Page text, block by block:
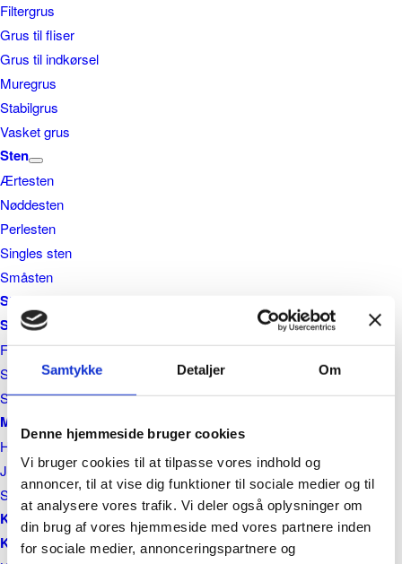
Samtykke Detaljer Om
Denne hjemmeside bruger cookies
Vi bruger cookies til at tilpasse vores indhold og
annoncer, til at vise dig funktioner til sociale medier og til
at analysere vores trafik. Vi deler også oplysninger om
din brug af vores hjemmeside med vores partnere inden
for sociale medier, annonceringspartnere og
Filtergrus
Grus til fliser
Grus til indkørsel
Muregrus
Stabilgrus
Vasket grus
Sten
Ærtesten
Nøddesten
Perlesten
Singles sten
Småsten
Støbemix
Sand
Fyldsand
Sand til sandkasse
Strandsand
Muldjord
Harpet Muld og Muldjord
Jord til haven
Supermuld
Knust beton
Knust asfalt